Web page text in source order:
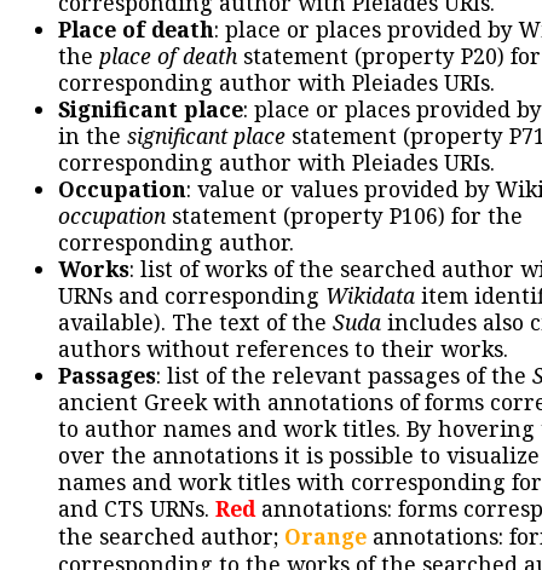
Place of death: place or places provided by
the place of death statement (property P20)
corresponding author with Pleiades URIs.
Significant place: place or places provided
in the significant place statement (property
corresponding author with Pleiades URIs.
Occupation: value or values provided by
occupation statement (property P106) for the
corresponding author.
Works: list of works of the searched author
URNs and corresponding Wikidata item
available). The text of the Suda includes also
authors without references to their works.
Passages: list of the relevant passages of the
ancient Greek with annotations of forms
to author names and work titles. By hovering
over the annotations it is possible to
names and work titles with corresponding
and CTS URNs. Redannotations: forms
the searched author; Orange annotations: